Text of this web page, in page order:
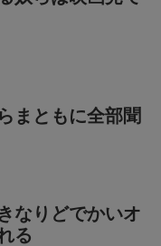
まともに全部聞
なりどでかいオ
る